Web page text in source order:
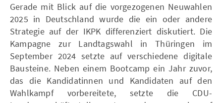
Gerade mit Blick auf die vorgezogenen Neuwahlen
2025 in Deutschland wurde die ein oder andere
Strategie auf der IKPK differenziert diskutiert. Die
Kampagne zur Landtagswahl in Thüringen im
September 2024 setzte auf verschiedene digitale
Bausteine. Neben einem Bootcamp ein Jahr zuvor,
das die Kandidatinnen und Kandidaten auf den
Wahlkampf vorbereitete, setzte die CDU-